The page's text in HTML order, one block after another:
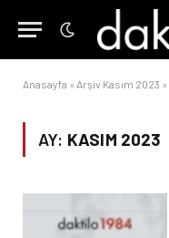
Anasayfa » Arşiv Kasım 2023 »
AY: KASIM 2023